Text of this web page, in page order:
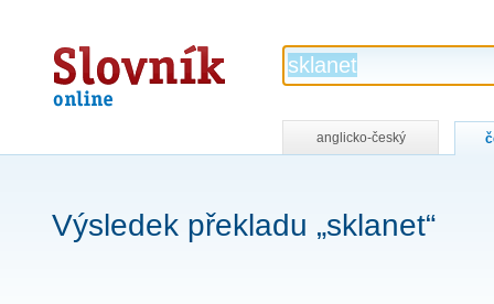
Slovník
online
anglicko-český
Výsledek překladu „sklanet“